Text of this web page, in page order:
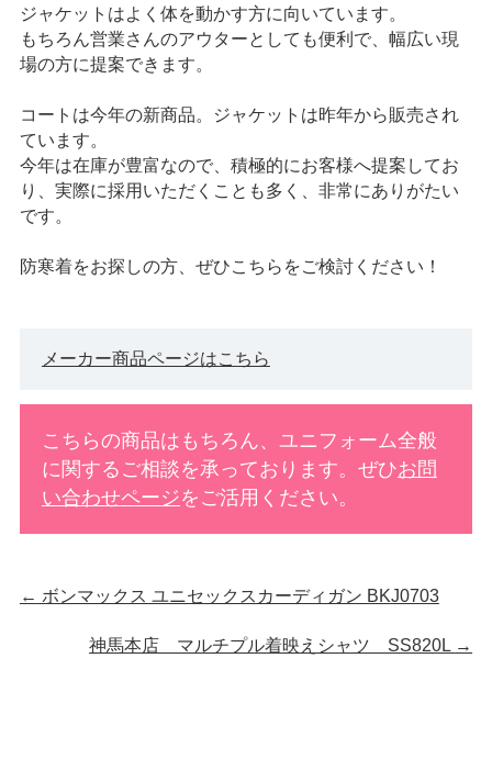
ジャケットはよく体を動かす方に向いています。
もちろん営業さんのアウターとしても便利で、幅広い現
場の方に提案できます。
コートは今年の新商品。ジャケットは昨年から販売され
ています。
今年は在庫が豊富なので、積極的にお客様へ提案してお
り、実際に採用いただくことも多く、非常にありがたい
です。
防寒着をお探しの方、ぜひこちらをご検討ください！
メーカー商品ページはこちら
こちらの商品はもちろん、ユニフォーム全般
に関するご相談を承っております。ぜひお問
い合わせページをご活用ください。
← ボンマックス ユニセックスカーディガン BKJ0703
神馬本店 マルチプル着映えシャツ SS820L →